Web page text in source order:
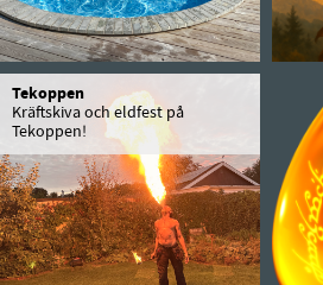
Tekoppen
Kräftskiva och eldfest på
Tekoppen!